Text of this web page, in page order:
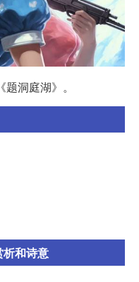
洞庭湖》。
析和诗意